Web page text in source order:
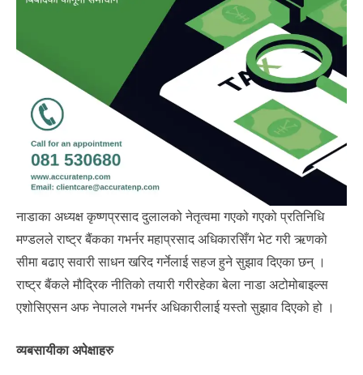
नाडाका अध्यक्ष कृष्णप्रसाद दुलालको नेतृत्वमा गएको गएको प्रतिनिधि
मण्डलले राष्ट्र बैंकका गभर्नर महाप्रसाद अधिकारसिँग भेट गरी ऋणको
सीमा बढाए सवारी साधन खरिद गर्नेलाई सहज हुने सुझाव दिएका छन् ।
राष्ट्र बैंकले मौद्रिक नीतिको तयारी गरीरहेका बेला नाडा अटोमोबाइल्स
एशोसिएसन अफ नेपालले गभर्नर अधिकारीलाई यस्तो सुझाव दिएको हो ।
व्यबसायीका अपेक्षाहरु